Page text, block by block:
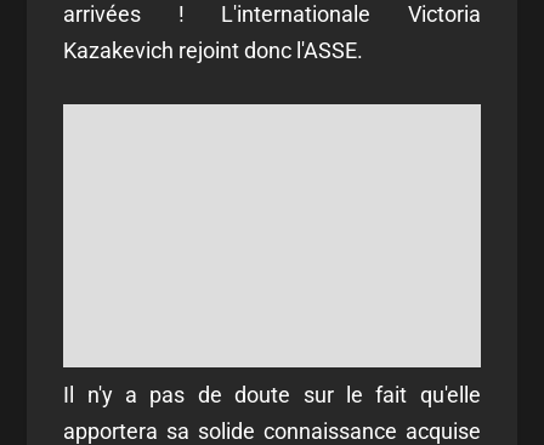
arrivées ! L'internationale Victoria
Kazakevich rejoint donc l'ASSE.
Il n'y a pas de doute sur le fait qu'elle
apportera sa solide connaissance acquise